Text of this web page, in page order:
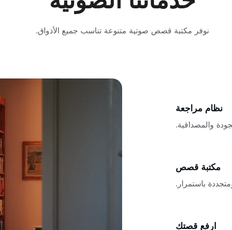
نوفر مكتبة قصص صوتية متنوعة تناسب جميع الأذواق.
مكتبة قصص
باستمرار.
ارفع قصتك
نظام مراجعة
والمصداقية.